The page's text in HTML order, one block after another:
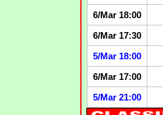
6/Mar 18:00
6/Mar 17:30
5/Mar 18:00
6/Mar 17:00
5/Mar 21:00